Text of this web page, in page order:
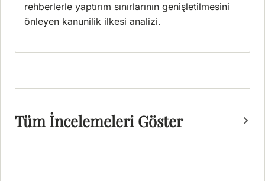
rehberlerle yaptırım sınırlarının genişletilmesini
önleyen kanunilik ilkesi analizi.
Tüm İncelemeleri Göster